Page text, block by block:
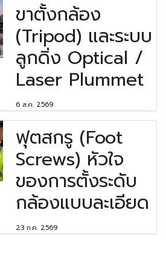
ขาตั้งกล้อง
(Tripod) และระบบ
ลูกดิ่ง Optical /
Laser Plummet
6 ส.ค. 2569
ฟุตสกรู (Foot
Screws) หัวใจ
ของการตั้งระดับ
กล้องแบบละเอียด
23 ก.ค. 2569